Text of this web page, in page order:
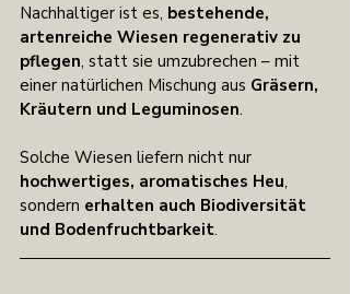
Nachhaltiger ist es, bestehende,
artenreiche Wiesen regenerativ zu
pflegen, statt sie umzubrechen – mit
einer natürlichen Mischung aus Gräsern,
Kräutern und Leguminosen.
Solche Wiesen liefern nicht nur
hochwertiges, aromatisches Heu,
sondern erhalten auch Biodiversität
und Bodenfruchtbarkeit.